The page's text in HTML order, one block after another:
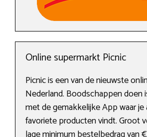
Online supermarkt Picnic
Picnic is een van de nieuwste
Nederland. Boodschappen doen
met de gemakkelijke App waar je
favoriete producten vindt. Groot